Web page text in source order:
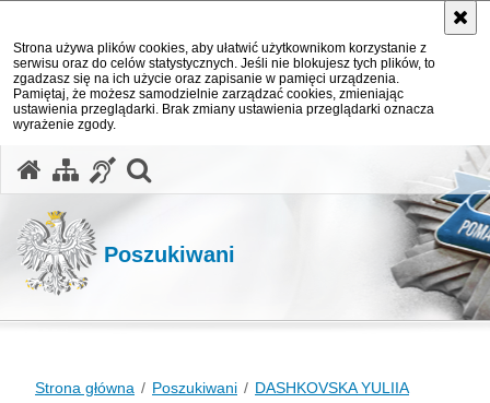
Strona używa plików cookies, aby ułatwić użytkownikom korzystanie z
serwisu oraz do celów statystycznych. Jeśli nie blokujesz tych plików, to
zgadzasz się na ich użycie oraz zapisanie w pamięci urządzenia.
Pamiętaj, że możesz samodzielnie zarządzać cookies, zmieniając
ustawienia przeglądarki. Brak zmiany ustawienia przeglądarki oznacza
wyrażenie zgody.
Poszukiwani
Strona główna Poszukiwani DASHKOVSKA YULIIA